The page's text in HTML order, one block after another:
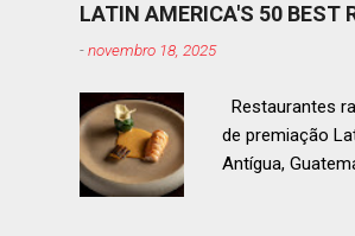
LATIN AMERICA'S 50 BEST
-novembro 18, 2025
Restaurantes
de premiação
Antígua,
ranqueados